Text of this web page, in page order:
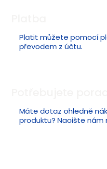
Platit můžete pomocí
převodem z účtu.
Máte dotaz ohledně
produktu? Naoište nám